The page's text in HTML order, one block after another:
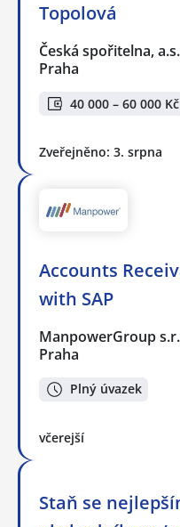
Topolová
Česká spořitelna, a.s.
Praha
40 000 – 60 000 Kč
Zveřejněno: 3. srpna
Accounts
with SAP
ManpowerGroup
Praha
Plný úvazek
včerejší
Staň se